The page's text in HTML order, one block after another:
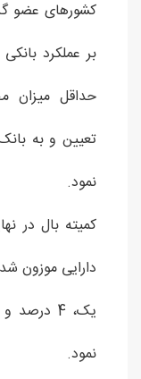
بر عملکرد
حداقل میزان
تعیین و به
نمود.
کمیته بال در
دارایی موزون
نمود.